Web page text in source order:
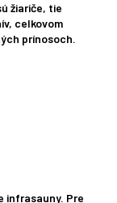
žiariče, tie
celkovom
prínosoch.
infrasauny. Pre